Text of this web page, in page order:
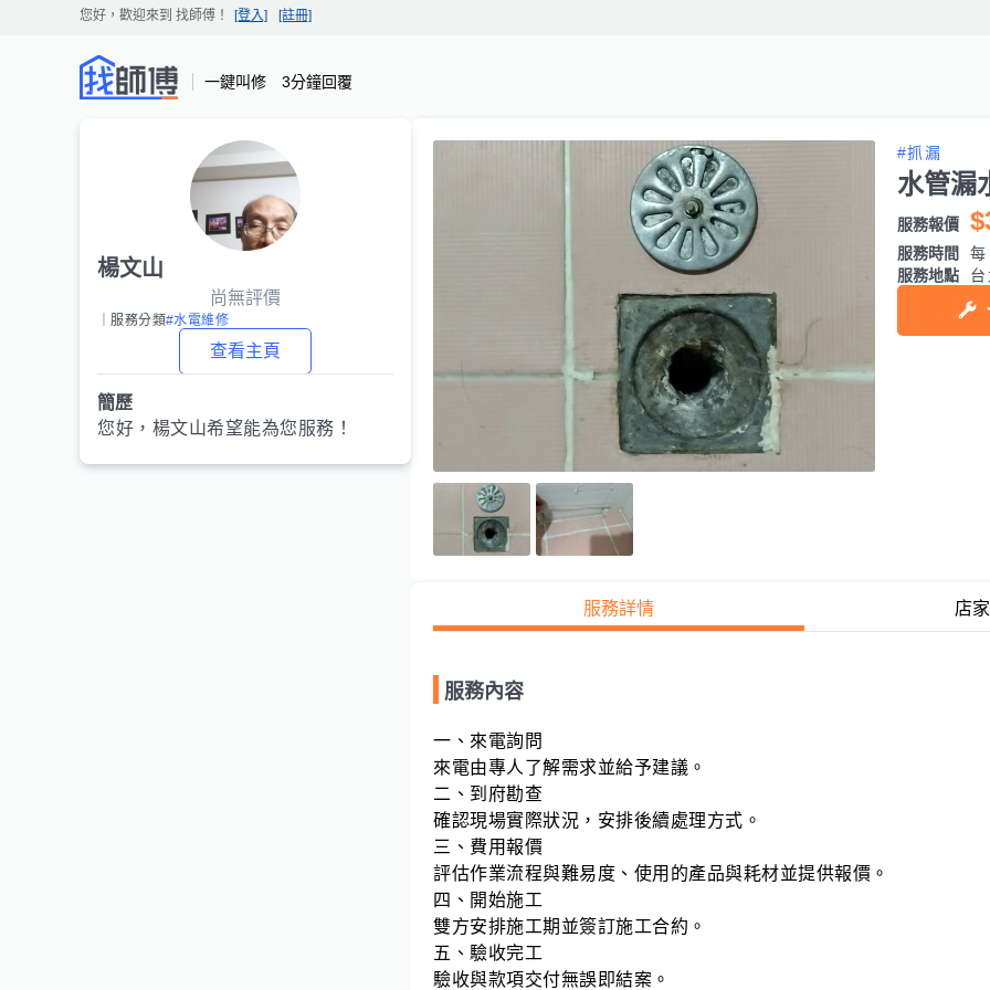
您好，歡迎來到 找師傅 ！ [登入] [註冊]
一鍵叫修 3分鐘回覆
楊文山
尚無評價
｜服務分類#水電維修
查看主頁
簡歷
您好， 楊文山希望能為您服務！
#抓漏
水管漏
服務報價
服務時間
服務地點
服務詳情 店
服務內容
一、來電詢問
來電由專人了解需求並給予建議。
二、到府勘查
確認現場實際狀況，安排後續處理方式。
三、費用報價
評估作業流程與難易度、使用的產品與耗材並提供報價。
四、開始施工
雙方安排施工期並簽訂施工合約。
五、驗收完工
驗收與款項交付無誤即結案。